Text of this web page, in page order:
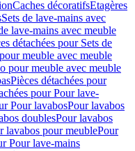
Caches décoratifsEtagères
Sets de lave-mains avec
lave-mains avec meuble
détachées pour Sets de
meuble avec meuble
pour meuble avec meuble
Pièces détachées pour
pour Pour lave-
Pour lavabosPour lavabos
doublesPour lavabos
lavabos pour meublePour
Pour lave-mains